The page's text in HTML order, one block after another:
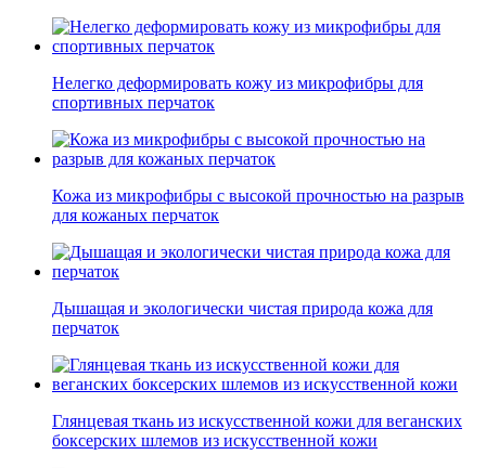
Нелегко деформировать кожу из микрофибры для
спортивных перчаток
Кожа из микрофибры с высокой прочностью на разрыв
для кожаных перчаток
Дышащая и экологически чистая природа кожа для
перчаток
Глянцевая ткань из искусственной кожи для веганских
боксерских шлемов из искусственной кожи